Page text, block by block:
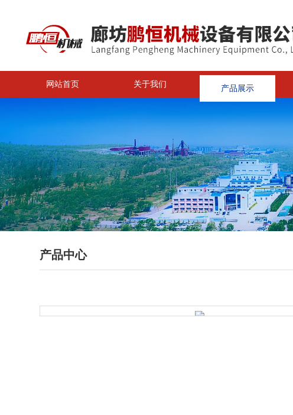
网站首页 关于我们 产品展示
产品中心
<